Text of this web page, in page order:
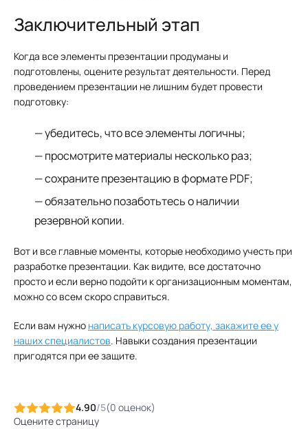
Заключительный этап
Когда все элементы презентации продуманы и
подготовлены, оцените результат деятельности. Перед
проведением презентации не лишним будет провести
подготовку:
убедитесь, что все элементы логичны;
просмотрите материалы несколько раз;
сохраните презентацию в формате PDF;
обязательно позаботьтесь о наличии
резервной копии.
Вот и все главные моменты, которые необходимо учесть при
разработке презентации. Как видите, все достаточно
просто и если верно подойти к организационным моментам,
можно со всем скоро справиться.
Если вам нужно написать курсовую работу, закажите ее у
наших специалистов. Навыки создания презентации
пригодятся при ее защите.
4.90/5(0 оценок)
Оцените страницу